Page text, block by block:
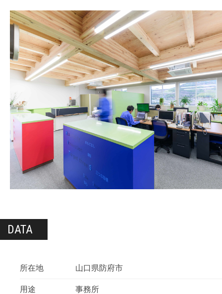
DATA
所在地 山口県防府市
用途 事務所